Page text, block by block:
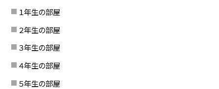
１年生の部屋
２年生の部屋
３年生の部屋
４年生の部屋
５年生の部屋